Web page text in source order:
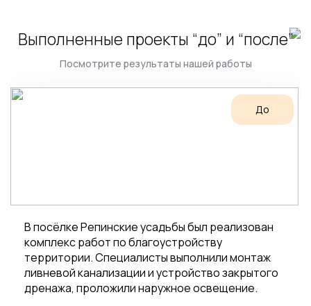
Выполненные проекты “до” и “после”
Посмотрите результаты нашей работы
До
В посёлке Репинские усадьбы был реализован
комплекс работ по благоустройству
территории. Специалисты выполнили монтаж
ливневой канализации и устройство закрытого
дренажа, проложили наружное освещение.